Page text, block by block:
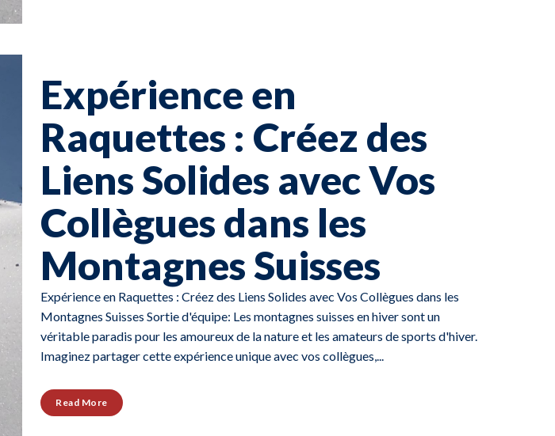
Expérience en
Raquettes : Créez des
Liens Solides avec Vos
Collègues dans les
Montagnes Suisses
Expérience en Raquettes : Créez des Liens Solides avec Vos Collègues dans les
Montagnes Suisses Sortie d'équipe: Les montagnes suisses en hiver sont un
véritable paradis pour les amoureux de la nature et les amateurs de sports d'hiver.
Imaginez partager cette expérience unique avec vos collègues,...
Read More